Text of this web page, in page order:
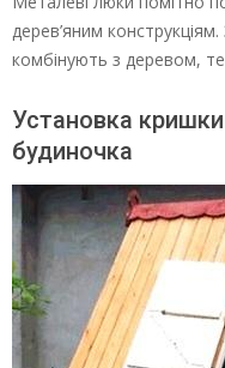
дерев’яним
комбінують з деревом,
Установка
будиночка